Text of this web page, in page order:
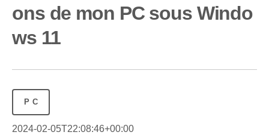
ons de mon PC sous Windo
ws 11
PC
2024-02-05T22:08:46+00:00